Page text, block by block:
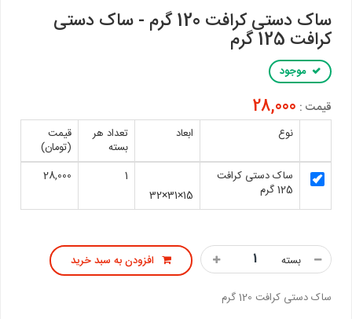
ساک دستی کرافت 120 گرم - ساک دستی
کرافت 125 گرم
موجود
قیمت : 28,000
نوع ابعاد
تعداد هر
بسته
قیمت
(تومان)
ساک دستی کرافت
125 گرم
15×31×32
1
28,000
بسته افزودن به سبد خرید
ساک دستی کرافت 120 گرم